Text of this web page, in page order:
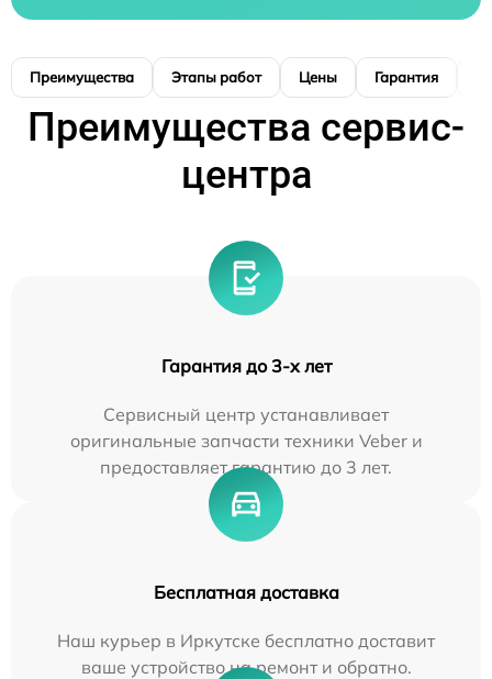
Преимущества Этапы работ Цены Гарантия
Преимущества сервис-
центра
Гарантия до 3-х лет
Сервисный центр устанавливает
оригинальные запчасти техники Veber и
предоставляет гарантию до 3 лет.
Бесплатная доставка
Наш курьер в Иркутске бесплатно доставит
ваше устройство на ремонт и обратно.